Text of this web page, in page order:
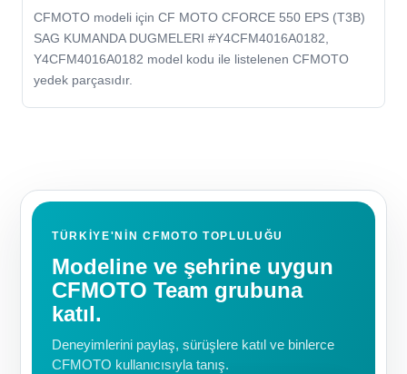
CFMOTO modeli için CF MOTO CFORCE 550 EPS (T3B)
SAG KUMANDA DUGMELERI #Y4CFM4016A0182,
Y4CFM4016A0182 model kodu ile listelenen CFMOTO
yedek parçasıdır.
TÜRKIYE'NIN CFMOTO TOPLULUĞU
Modeline ve şehrine uygun
CFMOTO Team grubuna
katıl.
Deneyimlerini paylaş, sürüşlere katıl ve binlerce
CFMOTO kullanıcısıyla tanış.